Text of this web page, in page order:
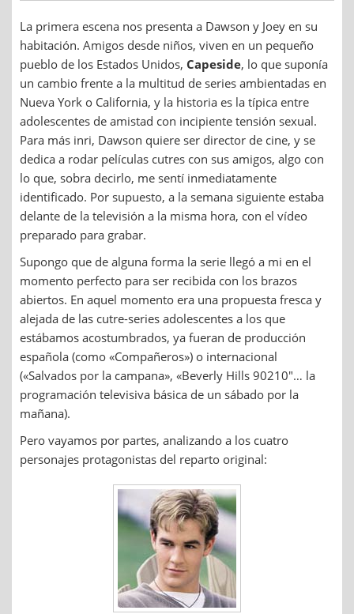
La primera escena nos presenta a Dawson y Joey en su
habitación. Amigos desde niños, viven en un pequeño
pueblo de los Estados Unidos, Capeside, lo que suponía
un cambio frente a la multitud de series ambientadas en
Nueva York o California, y la historia es la típica entre
adolescentes de amistad con incipiente tensión sexual.
Para más inri, Dawson quiere ser director de cine, y se
dedica a rodar películas cutres con sus amigos, algo con
lo que, sobra decirlo, me sentí inmediatamente
identificado. Por supuesto, a la semana siguiente estaba
delante de la televisión a la misma hora, con el vídeo
preparado para grabar.
Supongo que de alguna forma la serie llegó a mi en el
momento perfecto para ser recibida con los brazos
abiertos. En aquel momento era una propuesta fresca y
alejada de las cutre-series adolescentes a los que
estábamos acostumbrados, ya fueran de producción
española (como «Compañeros») o internacional
(«Salvados por la campana», «Beverly Hills 90210″… la
programación televisiva básica de un sábado por la
mañana).
Pero vayamos por partes, analizando a los cuatro
personajes protagonistas del reparto original: